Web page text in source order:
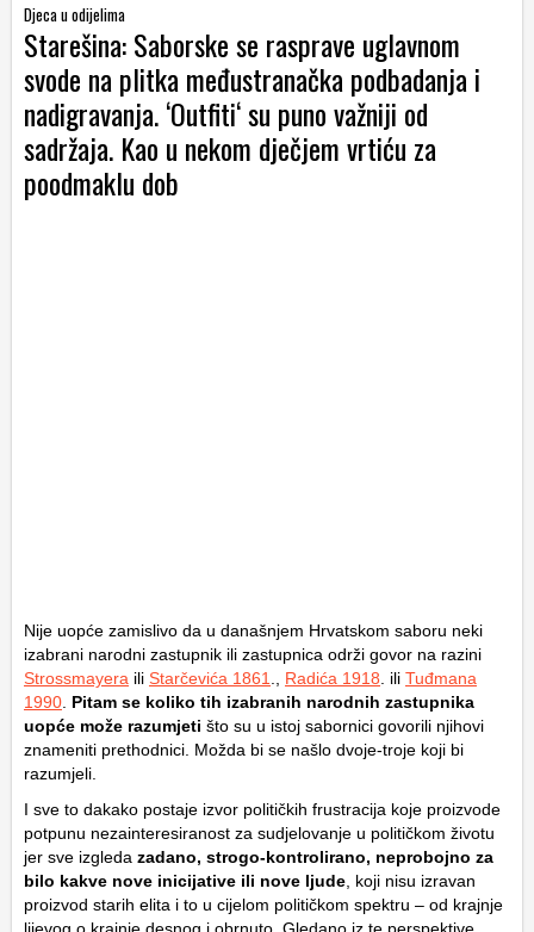
Djeca u odijelima
Starešina: Saborske se rasprave uglavnom
svode na plitka međustranačka podbadanja i
nadigravanja. ‘Outfiti‘ su puno važniji od
sadržaja. Kao u nekom dječjem vrtiću za
poodmaklu dob
Nije uopće zamislivo da u današnjem Hrvatskom saboru neki
izabrani narodni zastupnik ili zastupnica održi govor na razini
Strossmayera ili Starčevića 1861 Radića 1918 . ili Tuđmana
1990 Pitam se koliko tih izabranih narodnih zastupnika
uopće može razumjeti što su u istoj sabornici govorili njihovi
znameniti prethodnici. Možda bi se našlo dvoje-troje koji bi
razumjeli.
I sve to dakako postaje izvor političkih frustracija koje proizvode
potpunu nezainteresiranost za sudjelovanje u političkom životu
jer sve izgleda zadano, strogo-kontrolirano, neprobojno za
bilo kakve nove inicijative ili nove ljude , koji nisu izravan
proizvod starih elita i to u cijelom političkom spektru – od krajnje
lijevog o krajnje desnog i obrnuto. Gledano iz te perspektive